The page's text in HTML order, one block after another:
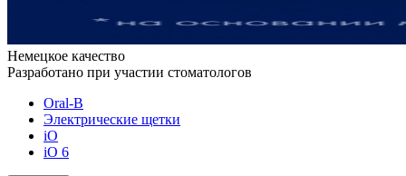
Немецкое качество
Разработано при участии стоматологов
Oral-B
Электрические щетки
iO
iO 6